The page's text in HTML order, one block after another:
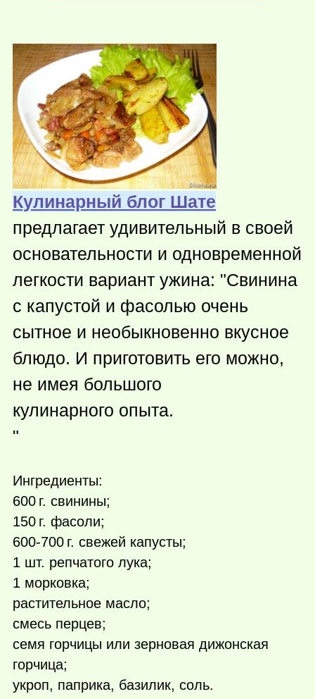
Кулинарный блог Шате
предлагает удивительный в своей
основательности и одновременной
легкости вариант ужина: "Свинина
с капустой и фасолью очень
сытное и необыкновенно вкусное
блюдо. И приготовить его можно,
не имея большого
кулинарного опыта.
"
Ингредиенты:
600 г. свинины;
150 г. фасоли;
600-700 г. свежей капусты;
1 шт. репчатого лука;
1 морковка;
растительное масло;
смесь перцев;
семя горчицы или зерновая дижонская
горчица;
укроп, паприка, базилик, соль.